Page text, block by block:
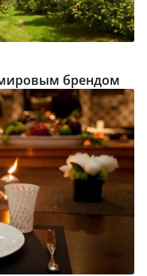
мировым брендом